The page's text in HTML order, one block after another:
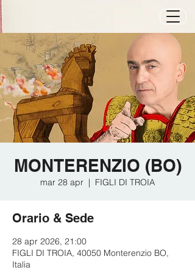
MONTERENZIO (BO)
mar 28 apr
  |
FIGLI DI TROIA
Orario & Sede
28 apr 2026, 21:00
FIGLI DI TROIA, 40050 Monterenzio BO,
Italia